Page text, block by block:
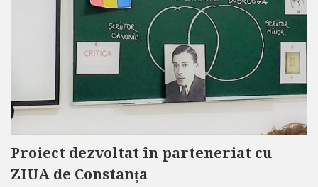
Proiect dezvoltat în parteneriat cu
ZIUA de Constanța